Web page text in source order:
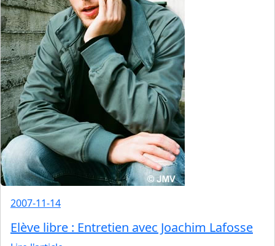
2007-11-14
Elève libre : Entretien avec Joachim Lafosse